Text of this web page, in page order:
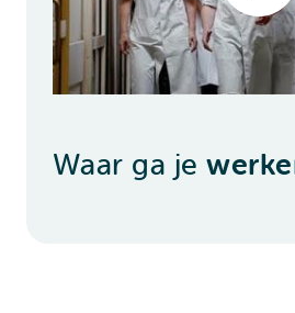
Waar ga je